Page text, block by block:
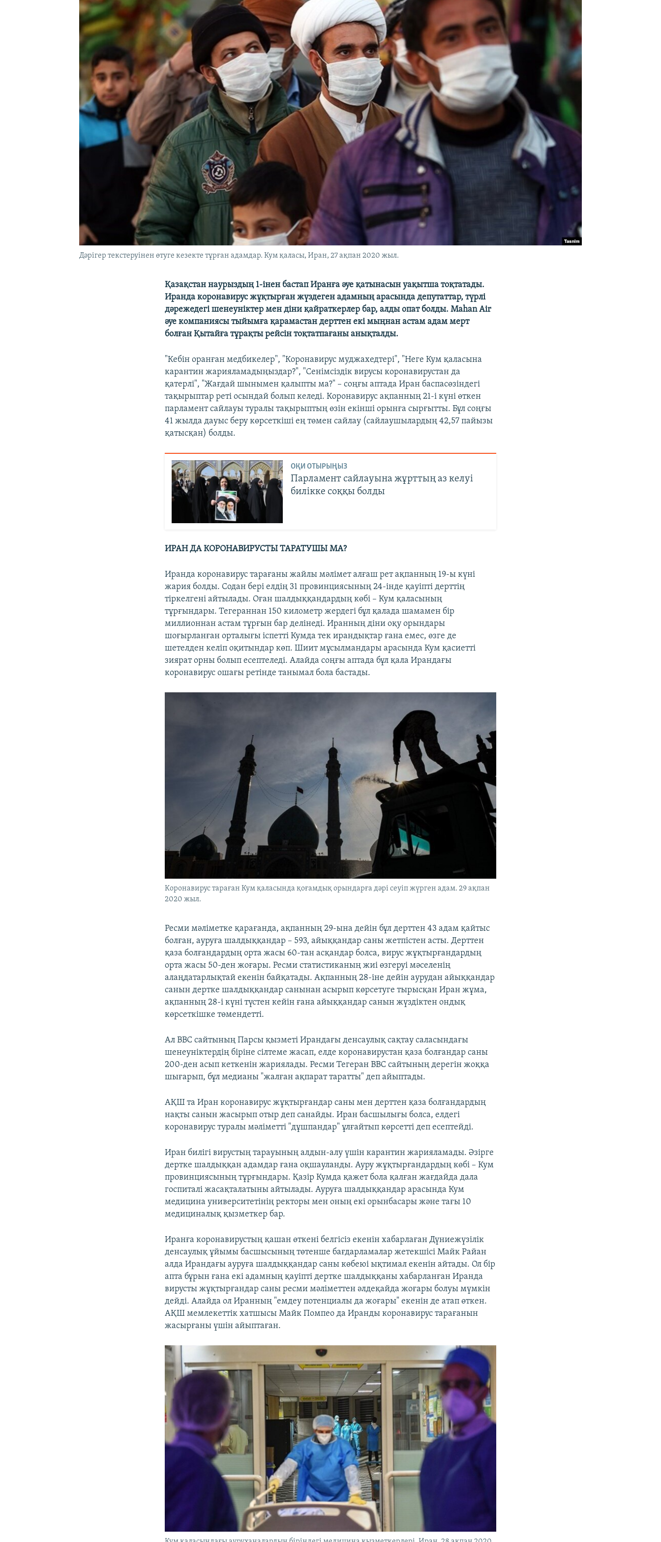
Дәрігер текстеруінен өтуге кезекте тұрған адамдар. Кум қаласы, Иран, 27 ақпан 2020 жыл.
Қазақстан наурыздың 1-інен бастап Иранға әуе қатынасын уақытша тоқтатады.
Иранда коронавирус жұқтырған жүздеген адамның арасында депутаттар, түрлі
дәрежедегі шенеуніктер мен діни қайраткерлер бар, алды опат болды. Mahan Air
әуе компаниясы тыйымға қарамастан дерттен екі мыңнан астам адам мерт
болған Қытайға тұрақты рейсін тоқтатпағаны анықталды.
"Кебін оранған медбикелер", "Коронавирус муджахедтері", "Неге Кум қаласына
карантин жарияламадыңыздар?", "Сенімсіздік вирусы коронавирустан да
қатерлі", "Жағдай шынымен қалыпты ма?" – соңғы аптада Иран баспасөзіндегі
тақырыптар реті осындай болып келеді. Коронавирус ақпанның 21-і күні өткен
парламент сайлауы туралы тақырыптың өзін екінші орынға сырғытты. Бұл соңғы
41 жылда дауыс беру көрсеткіші ең төмен сайлау (сайлаушылардың 42,57 пайызы
қатысқан) болды.
ОҚИ ОТЫРЫҢЫЗ
Парламент сайлауына жұрттың аз келуі
билікке соққы болды
ИРАН ДА КОРОНАВИРУСТЫ ТАРАТУШЫ МА?
Иранда коронавирус тарағаны жайлы мәлімет алғаш рет ақпанның 19-ы күні
жария болды. Содан бері елдің 31 провинциясының 24-інде қауіпті дерттің
тіркелгені айтылады. Оған шалдыққандардың көбі – Кум қаласының
тұрғындары. Тегераннан 150 километр жердегі бұл қалада шамамен бір
миллионнан астам тұрғын бар делінеді. Иранның діни оқу орындары
шоғырланған орталығы іспетті Кумда тек ирандықтар ғана емес, өзге де
шетелден келіп оқитындар көп. Шиит мұсылмандары арасында Кум қасиетті
зиярат орны болып есептеледі. Алайда соңғы аптада бұл қала Ирандағы
коронавирус ошағы ретінде танымал бола бастады.
Коронавирус тараған Кум қаласында қоғамдық орындарға дәрі сеуіп жүрген адам. 29 ақпан
2020 жыл.
Ресми мәліметке қарағанда, ақпанның 29-ына дейін бұл дерттен 43 адам қайтыс
болған, ауруға шалдыққандар – 593, айыққандар саны жетпістен асты. Дерттен
қаза болғандардың орта жасы 60-тан асқандар болса, вирус жұқтырғандардың
орта жасы 50-ден жоғары. Ресми статистиканың жиі өзгеруі мәселенің
алаңдатарлықтай екенін байқатады. Ақпанның 28-іне дейін аурудан айыққандар
санын дертке шалдыққандар санынан асырып көрсетуге тырысқан Иран жұма,
ақпанның 28-і күні түстен кейін ғана айыққандар санын жүздіктен ондық
көрсеткішке төмендетті.
Ал ВВС сайтының Парсы қызметі Ирандағы денсаулық сақтау саласындағы
шенеуніктердің біріне сілтеме жасап, елде коронавирустан қаза болғандар саны
200-ден асып кеткенін жариялады. Ресми Тегеран ВВС сайтының дерегін жоққа
шығарып, бұл медианы "жалған ақпарат таратты" деп айыптады.
АҚШ та Иран коронавирус жұқтырғандар саны мен дерттен қаза болғандардың
нақты санын жасырып отыр деп санайды. Иран басшылығы болса, елдегі
коронавирус туралы мәліметті "дұшпандар" ұлғайтып көрсетті деп есептейді.
Иран билігі вирустың тарауының алдын-алу үшін карантин жарияламады. Әзірге
дертке шалдыққан адамдар ғана оқшауланды. Ауру жұқтырғандардың көбі – Кум
провинциясының тұрғындары. Қазір Кумда қажет бола қалған жағдайда дала
госпиталі жасақталатыны айтылады. Ауруға шалдыққандар арасында Кум
медицина университетінің ректоры мен оның екі орынбасары және тағы 10
медициналық қызметкер бар.
Иранға коронавирустың қашан өткені белгісіз екенін хабарлаған Дүниежүзілік
денсаулық ұйымы басшысының төтенше бағдарламалар жетекшісі Майк Райан
алда Ирандағы ауруға шалдыққандар саны көбеюі ықтимал екенін айтады. Ол бір
апта бұрын ғана екі адамның қауіпті дертке шалдыққаны хабарланған Иранда
вирусты жұқтырғандар саны ресми мәліметтен әлдеқайда жоғары болуы мүмкін
дейді. Алайда ол Иранның "емдеу потенциалы да жоғары" екенін де атап өткен.
АҚШ мемлекеттік хатшысы Майк Помпео да Иранды коронавирус тарағанын
жасырғаны үшін айыптаған.